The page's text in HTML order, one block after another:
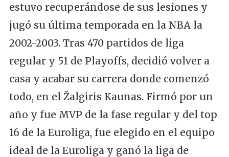
estuvo recuperándose de sus lesiones y
jugó su última temporada en la NBA la
2002-2003. Tras 470 partidos de liga
regular y 51 de Playoffs, decidió volver a
casa y acabar su carrera donde comenzó
todo, en el Žalgiris Kaunas. Firmó por un
año y fue MVP de la fase regular y del top
16 de la Euroliga, fue elegido en el equipo
ideal de la Euroliga y ganó la liga de